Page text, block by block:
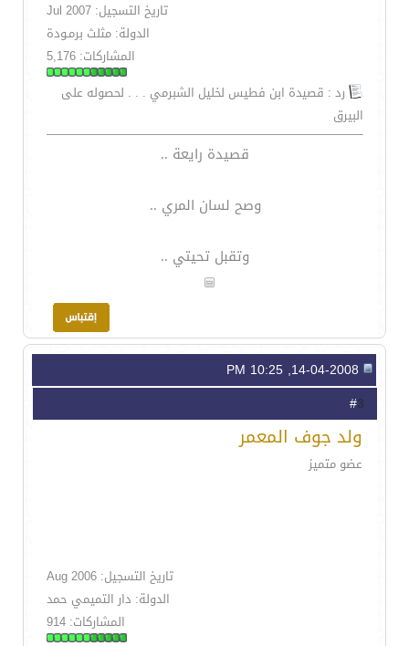
تاريخ التسجيل: Jul 2007
الدولة: مثلث برمـودة
المشاركات: 5,176
رد : قصيدة ابن فطيس لخليل الشبرمي . . . لحصوله على
البيرق
قصيدة رايعة ..
وصح لسان المري ..
وتقبل تحيتي ..
3
ولد جوف المعمر
عضو متميز
تاريخ التسجيل: Aug 2006
الدولة: دار التميمي حمد
المشاركات: 914